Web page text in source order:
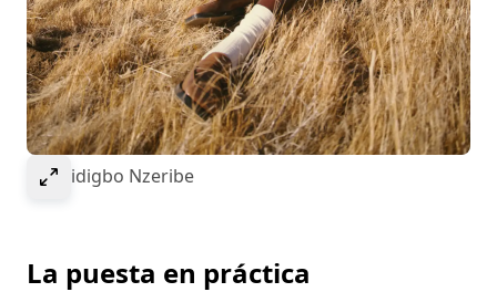
Select to expand image
© Obidigbo Nzeribe
La puesta en práctica